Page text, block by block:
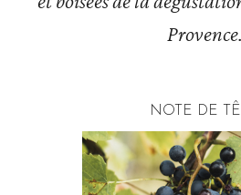
Provence.
NOTE DE